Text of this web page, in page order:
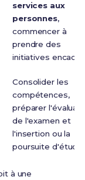
services aux
personnes,
commencer à
prendre des
initiatives
Consolider les
compétences,
préparer
de l'examen et
l'insertion ou la
poursuite
à une